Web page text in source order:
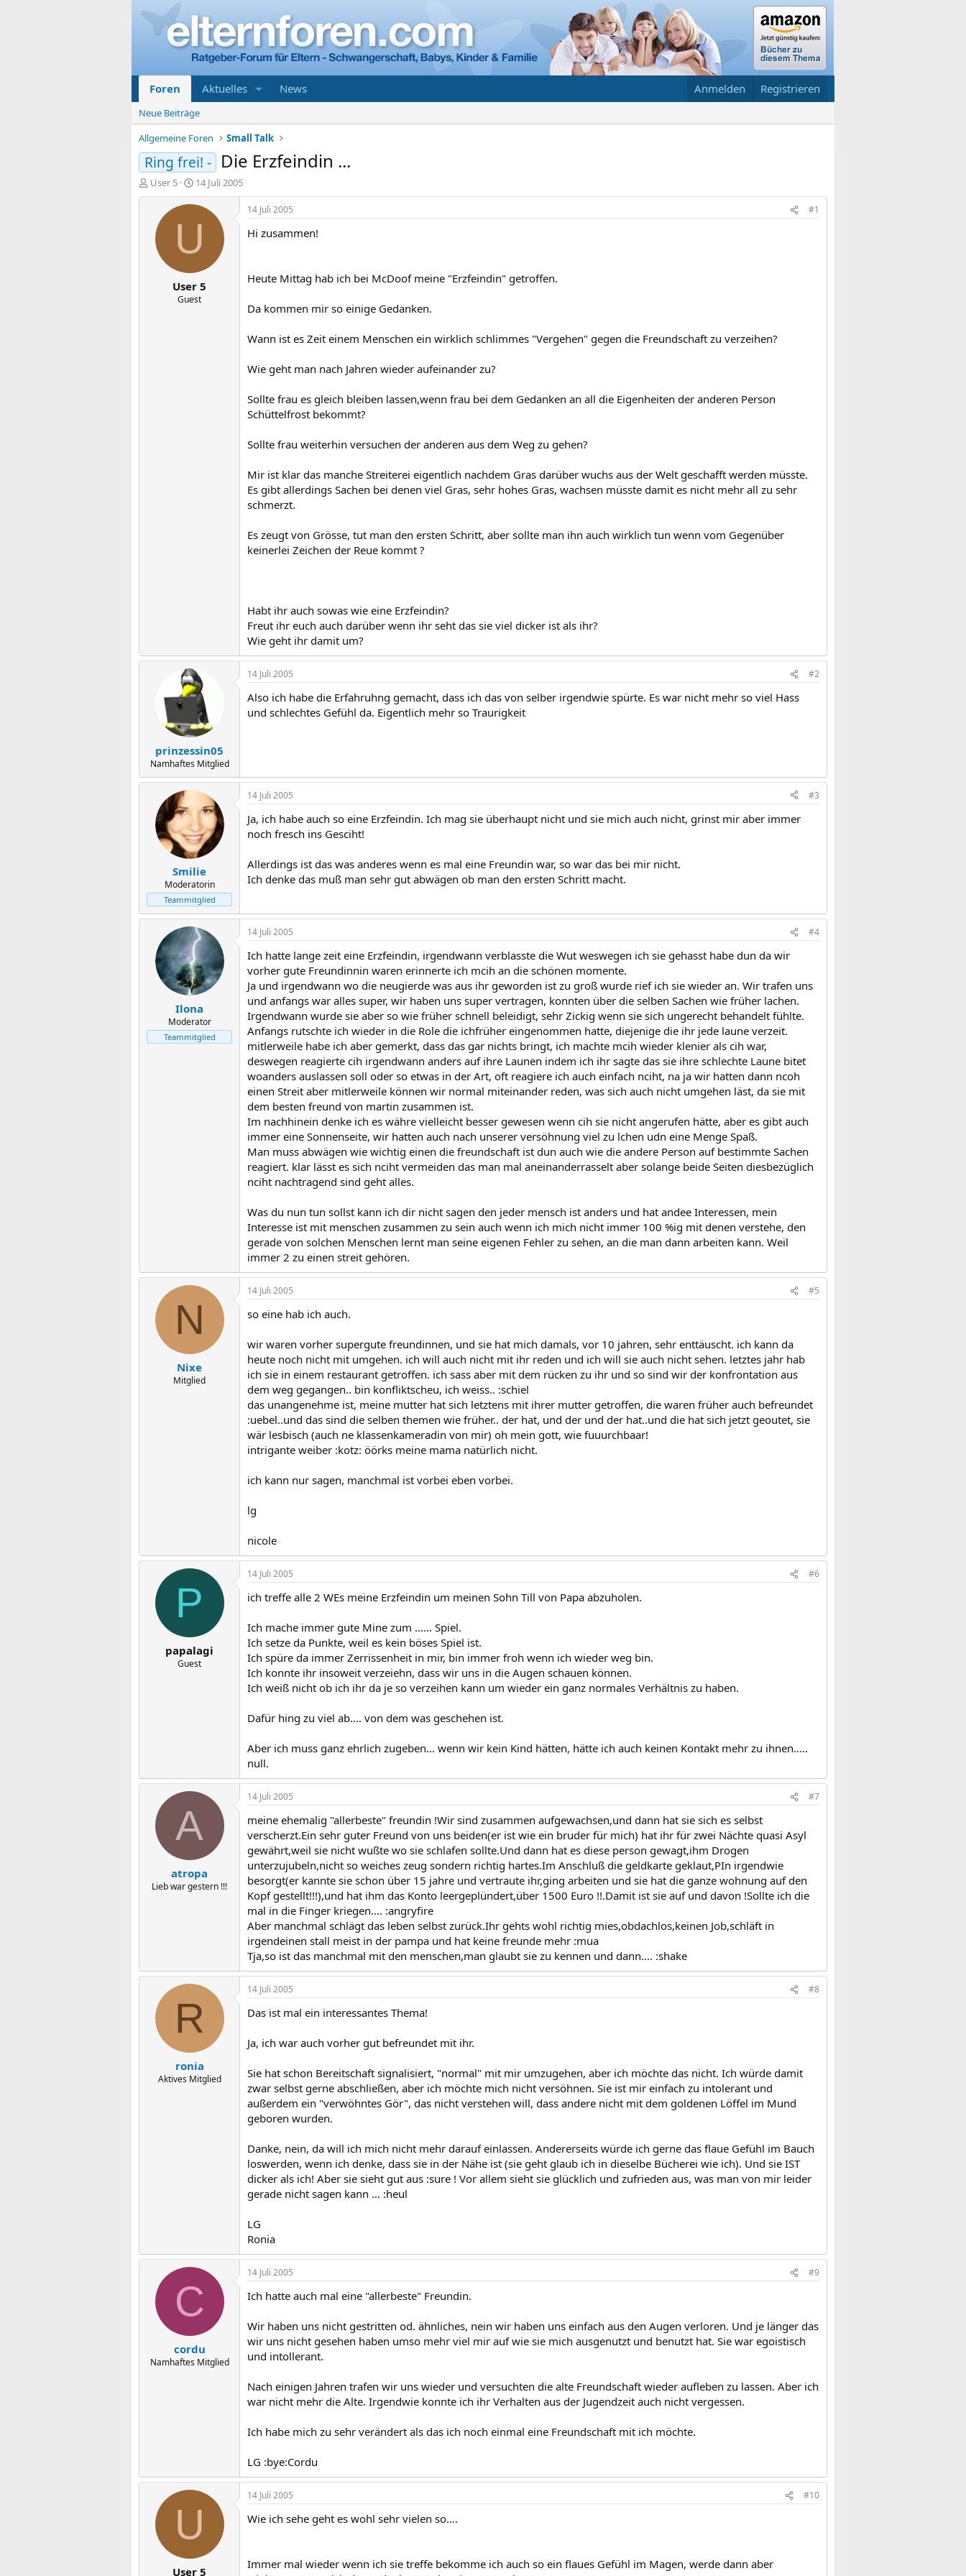
Foren Aktuelles News Anmelden Registrieren
Neue Beiträge
Allgemeine Foren
Small Talk
Ring frei! - Die Erzfeindin ...
E
r
User 5
E
r
s
l
t
a
m
14 Juli 2005
U
User 5
Guest
14 Juli 2005 #1
Hi zusammen!
Heute Mittag hab ich bei McDoof meine "Erzfeindin" getroffen.
Da kommen mir so einige Gedanken.
Wann ist es Zeit einem Menschen ein wirklich schlimmes "Vergehen" gegen die Freundschaft zu verzeihen?
Wie geht man nach Jahren wieder aufeinander zu?
Sollte frau es gleich bleiben lassen,wenn frau bei dem Gedanken an all die Eigenheiten der anderen Person
Schüttelfrost bekommt?
Sollte frau weiterhin versuchen der anderen aus dem Weg zu gehen?
Mir ist klar das manche Streiterei eigentlich nachdem Gras darüber wuchs aus der Welt geschafft werden müsste.
Es gibt allerdings Sachen bei denen viel Gras, sehr hohes Gras, wachsen müsste damit es nicht mehr all zu sehr
schmerzt.
Es zeugt von Grösse, tut man den ersten Schritt, aber sollte man ihn auch wirklich tun wenn vom Gegenüber
keinerlei Zeichen der Reue kommt ?
Habt ihr auch sowas wie eine Erzfeindin?
Freut ihr euch auch darüber wenn ihr seht das sie viel dicker ist als ihr?
Wie geht ihr damit um?
prinzessin05
Namhaftes Mitglied
14 Juli 2005 #2
Also ich habe die Erfahruhng gemacht, dass ich das von selber irgendwie spürte. Es war nicht mehr so viel Hass
und schlechtes Gefühl da. Eigentlich mehr so Traurigkeit
Smilie
Moderatorin
Teammitglied
14 Juli 2005 #3
Ja, ich habe auch so eine Erzfeindin. Ich mag sie überhaupt nicht und sie mich auch nicht, grinst mir aber immer
noch fresch ins Gesciht!
Allerdings ist das was anderes wenn es mal eine Freundin war, so war das bei mir nicht.
Ich denke das muß man sehr gut abwägen ob man den ersten Schritt macht.
Ilona
Moderator
Teammitglied
14 Juli 2005 #4
Ich hatte lange zeit eine Erzfeindin, irgendwann verblasste die Wut weswegen ich sie gehasst habe dun da wir
vorher gute Freundinnin waren erinnerte ich mcih an die schönen momente.
Ja und irgendwann wo die neugierde was aus ihr geworden ist zu groß wurde rief ich sie wieder an. Wir trafen uns
und anfangs war alles super, wir haben uns super vertragen, konnten über die selben Sachen wie früher lachen.
Irgendwann wurde sie aber so wie früher schnell beleidigt, sehr Zickig wenn sie sich ungerecht behandelt fühlte.
Anfangs rutschte ich wieder in die Role die ichfrüher eingenommen hatte, diejenige die ihr jede laune verzeit.
mitlerweile habe ich aber gemerkt, dass das gar nichts bringt, ich machte mcih wieder klenier als cih war,
deswegen reagierte cih irgendwann anders auf ihre Launen indem ich ihr sagte das sie ihre schlechte Laune bitet
woanders auslassen soll oder so etwas in der Art, oft reagiere ich auch einfach nciht, na ja wir hatten dann ncoh
einen Streit aber mitlerweile können wir normal miteinander reden, was sich auch nicht umgehen läst, da sie mit
dem besten freund von martin zusammen ist.
Im nachhinein denke ich es währe vielleicht besser gewesen wenn cih sie nicht angerufen hätte, aber es gibt auch
immer eine Sonnenseite, wir hatten auch nach unserer versöhnung viel zu lchen udn eine Menge Spaß.
Man muss abwägen wie wichtig einen die freundschaft ist dun auch wie die andere Person auf bestimmte Sachen
reagiert. klar lässt es sich nciht vermeiden das man mal aneinanderrasselt aber solange beide Seiten diesbezüglich
nciht nachtragend sind geht alles.
Was du nun tun sollst kann ich dir nicht sagen den jeder mensch ist anders und hat andee Interessen, mein
Interesse ist mit menschen zusammen zu sein auch wenn ich mich nicht immer 100 %ig mit denen verstehe, den
gerade von solchen Menschen lernt man seine eigenen Fehler zu sehen, an die man dann arbeiten kann. Weil
immer 2 zu einen streit gehören.
N
Nixe
Mitglied
14 Juli 2005 #5
so eine hab ich auch.
wir waren vorher supergute freundinnen, und sie hat mich damals, vor 10 jahren, sehr enttäuscht. ich kann da
heute noch nicht mit umgehen. ich will auch nicht mit ihr reden und ich will sie auch nicht sehen. letztes jahr hab
ich sie in einem restaurant getroffen. ich sass aber mit dem rücken zu ihr und so sind wir der konfrontation aus
dem weg gegangen.. bin konfliktscheu, ich weiss.. :schiel
das unangenehme ist, meine mutter hat sich letztens mit ihrer mutter getroffen, die waren früher auch befreundet
:uebel..und das sind die selben themen wie früher.. der hat, und der und der hat..und die hat sich jetzt geoutet, sie
wär lesbisch (auch ne klassenkameradin von mir) oh mein gott, wie fuuurchbaar!
intrigante weiber :kotz: öörks meine mama natürlich nicht.
ich kann nur sagen, manchmal ist vorbei eben vorbei.
lg
nicole
P
papalagi
Guest
14 Juli 2005 #6
ich treffe alle 2 WEs meine Erzfeindin um meinen Sohn Till von Papa abzuholen.
Ich mache immer gute Mine zum ...... Spiel.
Ich setze da Punkte, weil es kein böses Spiel ist.
Ich spüre da immer Zerrissenheit in mir, bin immer froh wenn ich wieder weg bin.
Ich konnte ihr insoweit verzeiehn, dass wir uns in die Augen schauen können.
Ich weiß nicht ob ich ihr da je so verzeihen kann um wieder ein ganz normales Verhältnis zu haben.
Dafür hing zu viel ab.... von dem was geschehen ist.
Aber ich muss ganz ehrlich zugeben... wenn wir kein Kind hätten, hätte ich auch keinen Kontakt mehr zu ihnen.....
null.
A
atropa
Lieb war gestern !!!
14 Juli 2005 #7
meine ehemalig "allerbeste" freundin !Wir sind zusammen aufgewachsen,und dann hat sie sich es selbst
verscherzt.Ein sehr guter Freund von uns beiden(er ist wie ein bruder für mich) hat ihr für zwei Nächte quasi Asyl
gewährt,weil sie nicht wußte wo sie schlafen sollte.Und dann hat es diese person gewagt,ihm Drogen
unterzujubeln,nicht so weiches zeug sondern richtig hartes.Im Anschluß die geldkarte geklaut,PIn irgendwie
besorgt(er kannte sie schon über 15 jahre und vertraute ihr,ging arbeiten und sie hat die ganze wohnung auf den
Kopf gestellt!!!),und hat ihm das Konto leergeplündert,über 1500 Euro !!.Damit ist sie auf und davon !Sollte ich die
mal in die Finger kriegen.... :angryfire
Aber manchmal schlägt das leben selbst zurück.Ihr gehts wohl richtig mies,obdachlos,keinen Job,schläft in
irgendeinen stall meist in der pampa und hat keine freunde mehr :mua
Tja,so ist das manchmal mit den menschen,man glaubt sie zu kennen und dann.... :shake
R
ronia
Aktives Mitglied
14 Juli 2005 #8
Das ist mal ein interessantes Thema!
Ja, ich war auch vorher gut befreundet mit ihr.
Sie hat schon Bereitschaft signalisiert, "normal" mit mir umzugehen, aber ich möchte das nicht. Ich würde damit
zwar selbst gerne abschließen, aber ich möchte mich nicht versöhnen. Sie ist mir einfach zu intolerant und
außerdem ein "verwöhntes Gör", das nicht verstehen will, dass andere nicht mit dem goldenen Löffel im Mund
geboren wurden.
Danke, nein, da will ich mich nicht mehr darauf einlassen. Andererseits würde ich gerne das flaue Gefühl im Bauch
loswerden, wenn ich denke, dass sie in der Nähe ist (sie geht glaub ich in dieselbe Bücherei wie ich). Und sie IST
dicker als ich! Aber sie sieht gut aus :sure ! Vor allem sieht sie glücklich und zufrieden aus, was man von mir leider
gerade nicht sagen kann ... :heul
LG
Ronia
C
cordu
Namhaftes Mitglied
14 Juli 2005 #9
Ich hatte auch mal eine "allerbeste" Freundin.
Wir haben uns nicht gestritten od. ähnliches, nein wir haben uns einfach aus den Augen verloren. Und je länger das
wir uns nicht gesehen haben umso mehr viel mir auf wie sie mich ausgenutzt und benutzt hat. Sie war egoistisch
und intollerant.
Nach einigen Jahren trafen wir uns wieder und versuchten die alte Freundschaft wieder aufleben zu lassen. Aber ich
war nicht mehr die Alte. Irgendwie konnte ich ihr Verhalten aus der Jugendzeit auch nicht vergessen.
Ich habe mich zu sehr verändert als das ich noch einmal eine Freundschaft mit ich möchte.
LG :bye:Cordu
U
User 5
14 Juli 2005 #10
Wie ich sehe geht es wohl sehr vielen so....
Immer mal wieder wenn ich sie treffe bekomme ich auch so ein flaues Gefühl im Magen, werde dann aber